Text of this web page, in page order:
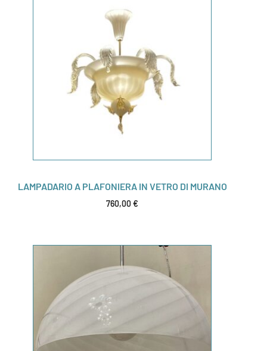
LAMPADARIO A PLAFONIERA IN VETRO DI MURANO
760,00€